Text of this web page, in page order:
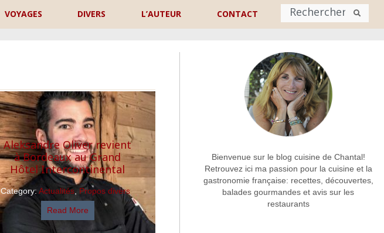
VOYAGES DIVERS L’AUTEUR CONTACT
Prénom Nom
Adresse de contact
Commentaire ou message *
Aleksandre Oliver revient
à Bordeaux au Grand
Hôtel Intercontinental
Category:Actualités Propos divers
Read More
Bienvenue sur le blog cuisine de Chantal!
Retrouvez ici ma passion pour la cuisine et la
gastronomie française: recettes, découvertes,
balades gourmandes et avis sur les
restaurants